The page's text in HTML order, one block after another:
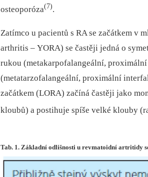
osteoporóza(7).
Zatímco u pacientů s RA se začátkem v
arthritis –⁠ YORA) se častěji jedná o
rukou (metakarpofalangeální,
(metatarzofalangeální, proximální
začátkem (LORA) začíná častěji jako
kloubů) a postihuje spíše velké klouby
Tab. 1. Základní odlišnosti u revmatoidní artritidy